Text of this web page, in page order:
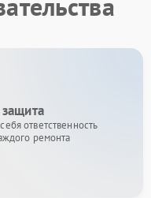
ответственность
ремонта